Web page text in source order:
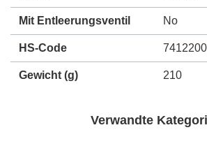
Mit Entleerungsventil No
HS-Code
Gewicht (g) 210
Verwandte